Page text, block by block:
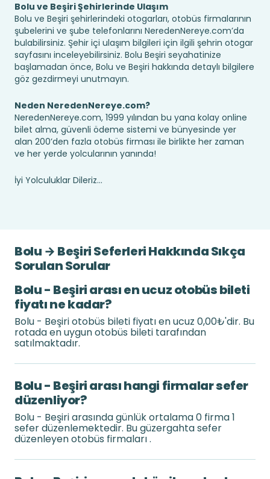
Bolu ve Beşiri Şehirlerinde Ulaşım
Bolu ve Beşiri şehirlerindeki otogarları, otobüs firmalarının
şubelerini ve şube telefonlarını NeredenNereye.com’da
bulabilirsiniz. Şehir içi ulaşım bilgileri için ilgili şehrin otogar
sayfasını inceleyebilirsiniz. Bolu Beşiri seyahatinize
başlamadan önce, Bolu ve Beşiri hakkında detaylı bilgilere
göz gezdirmeyi unutmayın.
Neden NeredenNereye.com?
NeredenNereye.com, 1999 yılından bu yana kolay online
bilet alma, güvenli ödeme sistemi ve bünyesinde yer
alan 200’den fazla otobüs firması ile birlikte her zaman
ve her yerde yolcularının yanında!
İyi Yolculuklar Dileriz...
Bolu → Beşiri Seferleri Hakkında Sıkça
Sorulan Sorular
Bolu - Beşiri arası en ucuz otobüs bileti
fiyatı ne kadar?
Bolu - Beşiri otobüs bileti fiyatı en ucuz 0,00₺'dir. Bu
rotada en uygun otobüs bileti tarafından
satılmaktadır.
Bolu - Beşiri arası hangi firmalar sefer
düzenliyor?
Bolu - Beşiri arasında günlük ortalama 0 firma 1
sefer düzenlemektedir. Bu güzergahta sefer
düzenleyen otobüs firmaları .